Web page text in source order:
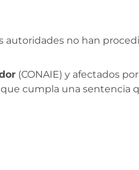
no han
(CONAIE) y afectados
cumpla una